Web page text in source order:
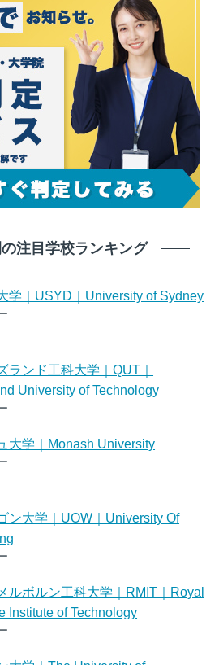
注目学校ランキング
学｜USYD｜University of Sydney
ランド工科大学｜QUT｜
University of Technology
大学｜Monash University
ン大学｜UOW｜University Of
ルボルン工科大学｜RMIT｜Royal
Institute of Technology